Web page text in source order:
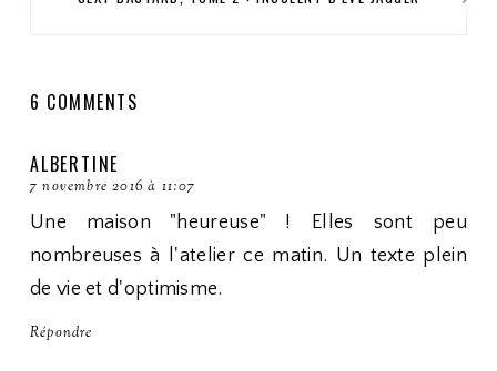
6 COMMENTS
ALBERTINE
7 novembre 2016 à 11:07
Une maison "heureuse" ! Elles sont peu
nombreuses à l'atelier ce matin. Un texte plein
de vie et d'optimisme.
Répondre